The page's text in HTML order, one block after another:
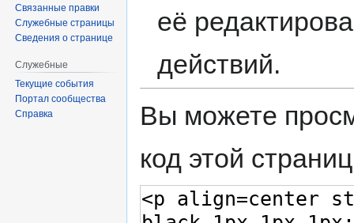
её
действий.
Вы можете
код этой
Связанные правки
Служебные страницы
Сведения о странице
Служебные
Текущие события
Портал сообщества
Справка